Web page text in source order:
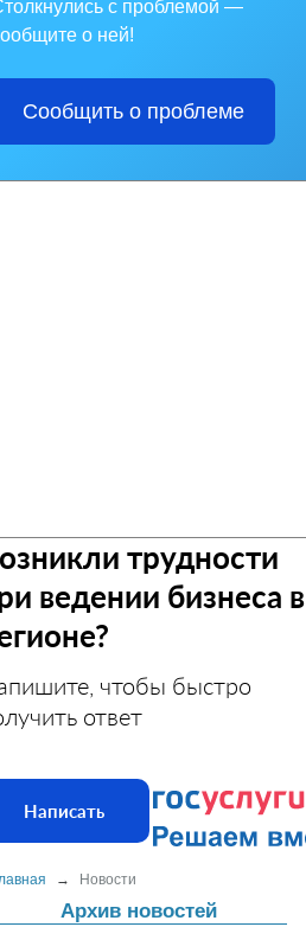
с проблемой —
о ней!
Сообщить о проблеме
трудности
ведении бизнеса в
чтобы быстро
ответ
Написать
→ Новости
Архив новостей